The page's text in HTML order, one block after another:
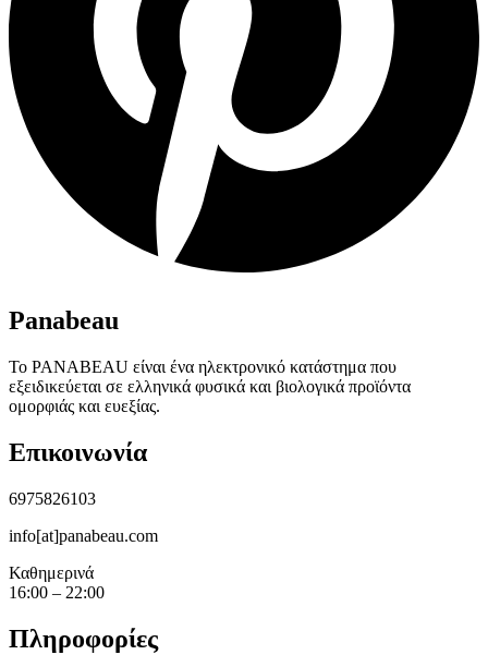
Panabeau
Το PANABEAU είναι ένα ηλεκτρονικό κατάστημα που
εξειδικεύεται σε ελληνικά φυσικά και βιολογικά προϊόντα
ομορφιάς και ευεξίας.
Επικοινωνία
6975826103
info[at]panabeau.com
Καθημερινά
16:00 – 22:00
Πληροφορίες